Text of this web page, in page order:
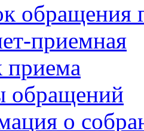
обращения
приемная
приема
обращений
о